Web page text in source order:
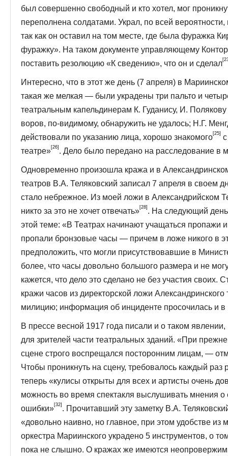
был совершенно свободный и кто хотел, мог
переполнена солдатами. Украл, по всей
так как он оставил на том месте, где была фуражка
фуражку». На таком документе управляющему
поставить резолюцию «К сведению», что он и сделал
Интересно, что в этот же день (7 апреля) в
такая же мелкая — были украдены три пальто и
театральным капельдинерам К. Гуданису, И.
воров, по-видимому, обнаружить не удалось; Н.Г.
действовали по ука­занию лица, хорошо знакомого[25]
театре»[26] . Дело было передано на расследование в
Одновременно произошла кража и в
театров В.А. Теляковский записал 7 апреля в своем
стало небрежное. Из моей ложи в Алексан­дрийском
никто за это не хочет отвечать»[28] . На следующий день
этой теме: «В Театрах начинают учащаться пропажи
пропали бронзовые часы — причем в ложе никого в
предположить, что могли присутствовавшие в
более, что часы довольно большого размера и не
кажется, что дело это сделано не без участия своих.
кражи часов из директорской ложи
милицию; инфор­мация об инциденте просочилась и в
В прессе весной 1917 года писали и о таком
для зрителей части театральных зданий. «При
сцене строго воспрещался посторонним лицам, —
Чтобы проникнуть на сцену, требовалось каждый
теперь «ку­лисы открыты для всех и артисты очень
можность во время спектакля выслушивать мнения о
ошибки»[32] . Прочитавший эту заметку В.А.
«довольно наивно, но главное, при этом удобстве
оркестра Мариинского украдено 5 инстру­ментов, о
пока не слышно. О кражах же имеются